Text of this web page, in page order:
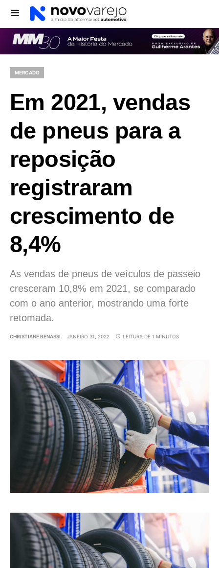
MERCADO
Em 2021, vendas
de pneus para a
reposição
registraram
crescimento de
8,4%
As vendas de pneus de veículos de passeio
cresceram 10,8% em 2021, se comparado
com o ano anterior, mostrando uma forte
retomada.
CHRISTIANE BENASSI JANEIRO 31, 2022 LEITURA DE 1 MINUTOS